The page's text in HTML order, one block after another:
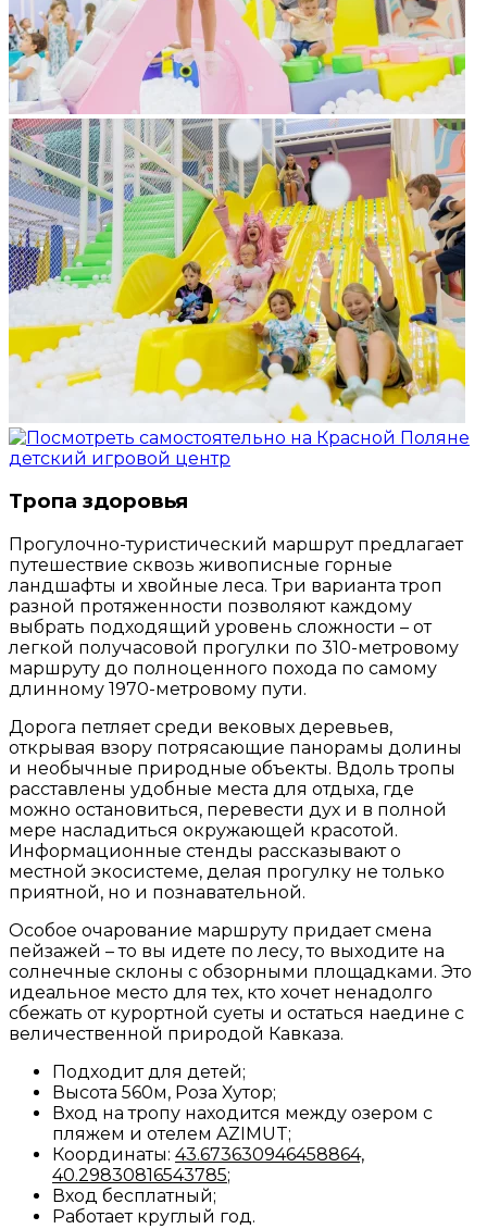
Тропа здоровья
Прогулочно-туристический маршрут предлагает
путешествие сквозь живописные горные
ландшафты и хвойные леса. Три варианта троп
разной протяженности позволяют каждому
выбрать подходящий уровень сложности – от
легкой получасовой прогулки по 310-метровому
маршруту до полноценного похода по самому
длинному 1970-метровому пути.
Дорога петляет среди вековых деревьев,
открывая взору потрясающие панорамы долины
и необычные природные объекты. Вдоль тропы
расставлены удобные места для отдыха, где
можно остановиться, перевести дух и в полной
мере насладиться окружающей красотой.
Информационные стенды рассказывают о
местной экосистеме, делая прогулку не только
приятной, но и познавательной.
Особое очарование маршруту придает смена
пейзажей – то вы идете по лесу, то выходите на
солнечные склоны с обзорными площадками. Это
идеальное место для тех, кто хочет ненадолго
сбежать от курортной суеты и остаться наедине с
величественной природой Кавказа.
Подходит для детей;
Высота 560м, Роза Хутор;
Вход на тропу находится между озером с
пляжем и отелем AZIMUT;
Координаты: 43.673630946458864,
40.29830816543785;
Вход бесплатный;
Работает круглый год.